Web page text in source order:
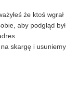
że ktoś wgrał
aby podgląd był
skargę i usuniemy